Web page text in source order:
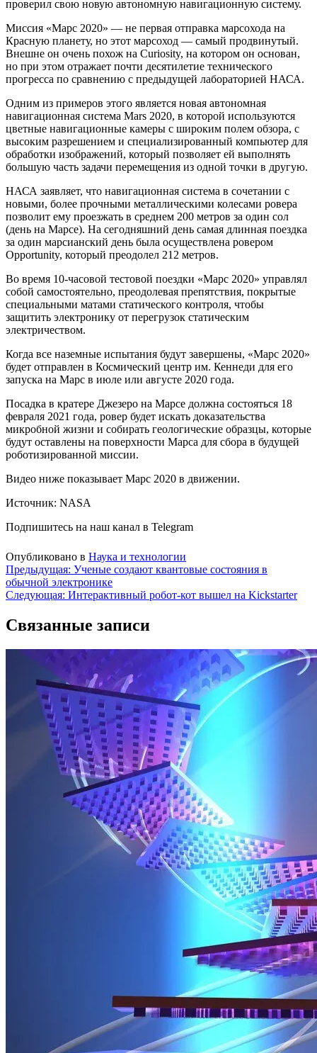
проверил свою новую автономную навигационную систему.
Миссия «Марс 2020» — не первая отправка марсохода на
Красную планету, но этот марсоход — самый продвинутый.
Внешне он очень похож на Curiosity, на котором он основан,
но при этом отражает почти десятилетие технического
прогресса по сравнению с предыдущей лабораторией НАСА.
Одним из примеров этого является новая автономная
навигационная система Mars 2020, в которой используются
цветные навигационные камеры с широким полем обзора, с
высоким разрешением и специализированный компьютер для
обработки изображений, который позволяет ей выполнять
большую часть задачи перемещения из одной точки в другую.
НАСА заявляет, что навигационная система в сочетании с
новыми, более прочными металлическими колесами ровера
позволит ему проезжать в среднем 200 метров за один сол
(день на Марсе). На сегодняшний день самая длинная поездка
за один марсианский день была осуществлена ровером
Opportunity, который преодолел 212 метров.
Во время 10-часовой тестовой поездки «Марс 2020» управлял
собой самостоятельно, преодолевая препятствия, покрытые
специальными матами статического контроля, чтобы
защитить электронику от перегрузок статическим
электричеством.
Когда все наземные испытания будут завершены, «Марс 2020»
будет отправлен в Космический центр им. Кеннеди для его
запуска на Марс в июле или августе 2020 года.
Посадка в кратере Джезеро на Марсе должна состояться 18
февраля 2021 года, ровер будет искать доказательства
микробной жизни и собирать геологические образцы, которые
будут оставлены на поверхности Марса для сбора в будущей
роботизированной миссии.
Видео ниже показывает Марс 2020 в движении.
Источник: NASA
Подпишитесь на наш канал в Telegram
Опубликовано в Наука и технологии
Навигация
по
Предыдущая: Ученые создают квантовые состояния в
обычной электронике
Следующая: Интерактивный робот-кот вышел на Kickstarter
Связанные записи